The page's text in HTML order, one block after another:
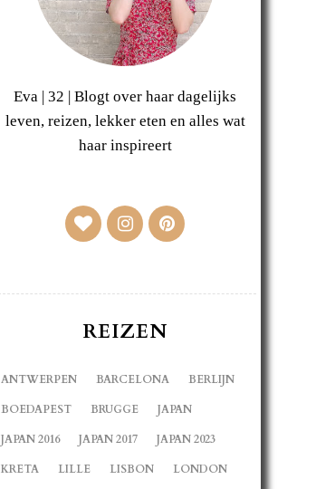
Eva | 32 | Blogt over haar dagelijks
leven, reizen, lekker eten en alles wat
haar inspireert
REIZEN
ANTWERPEN BARCELONA BERLIJN
BOEDAPEST BRUGGE JAPAN
JAPAN 2016 JAPAN 2017 JAPAN 2023
KRETA LILLE LISBON LONDON